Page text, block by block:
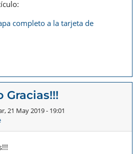
completo a la tarjeta de
Gracias!!!
21 May 2019 - 19:01